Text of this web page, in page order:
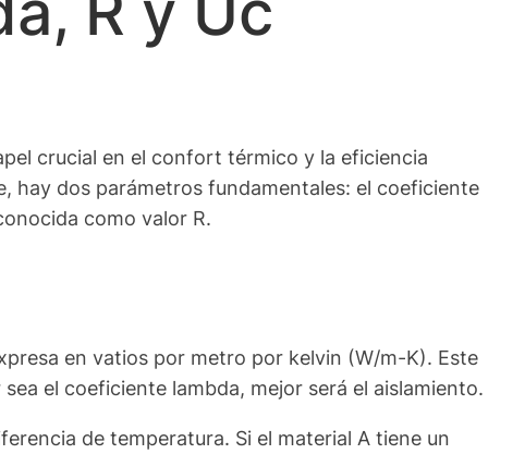
crucial en el confort térmico y la eficiencia
hay dos parámetros fundamentales: el coeficiente
como valor R.
en vatios por metro por kelvin (W/m-K). Este
el coeficiente lambda, mejor será el aislamiento.
de temperatura. Si el material A tiene un